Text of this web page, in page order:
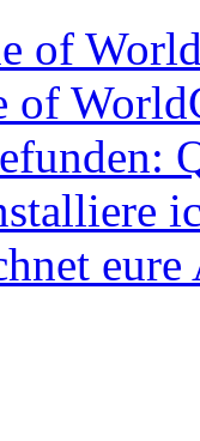
of
of